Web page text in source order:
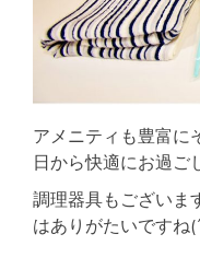
アメニティも豊富に
日から快適にお過ご
調理器具もございま
はありがたいですね